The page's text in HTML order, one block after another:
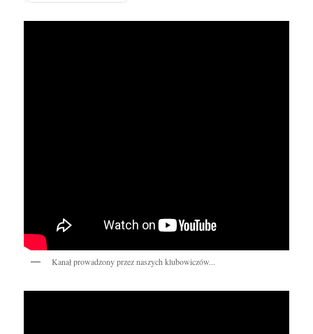
Kanał prowadzony przez naszych klubowiczów...